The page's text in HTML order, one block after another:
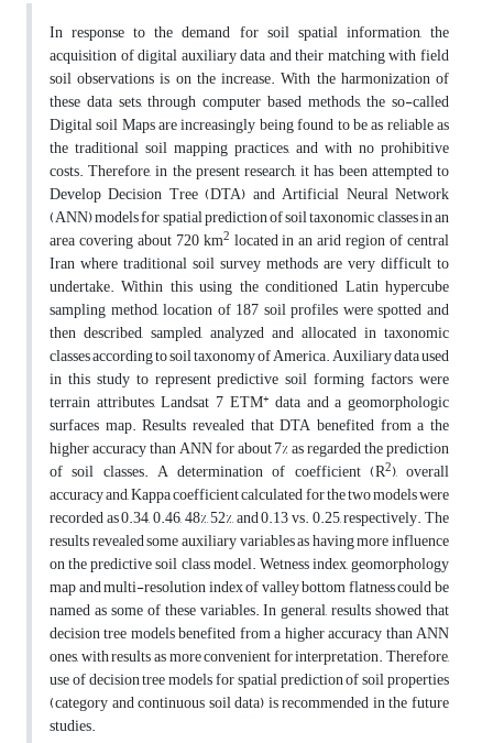
In response to the demand for soil spatial information, the
acquisition of digital auxiliary data and their matching with field
soil observations is on the increase. With the harmonization of
these data sets, through computer based methods, the so-called
Digital soil Maps are increasingly being found to be as reliable as
the traditional soil mapping practices, and with no prohibitive
costs. Therefore, in the present research, it has been attempted to
Develop Decision Tree (DTA) and Artificial Neural Network
(ANN) models for spatial prediction of soil taxonomic classes in an
area covering about 720 km2 located in an arid region of central
Iran where traditional soil survey methods are very difficult to
undertake. Within this using the conditioned Latin hypercube
sampling method, location of 187 soil profiles were spotted and
then described, sampled, analyzed and allocated in taxonomic
classes according to soil taxonomy of America. Auxiliary data used
in this study to represent predictive soil forming factors were
terrain attributes, Landsat 7 ETM+ data and a geomorphologic
surfaces map. Results revealed that DTA benefited from a the
higher accuracy than ANN for about 7% as regarded the prediction
of soil classes. A determination of coefficient (R2), overall
accuracy and, Kappa coefficient calculated for the two models were
recorded as 0.34, 0.46, 48%, 52%, and 0.13 vs. 0.25, respectively. The
results revealed some auxiliary variables as having more influence
on the predictive soil class model. Wetness index, geomorphology
map and multi-resolution index of valley bottom flatness could be
named as some of these variables. In general, results showed that
decision tree models benefited from a higher accuracy than ANN
ones, with results as more convenient for interpretation. Therefore,
use of decision tree models for spatial prediction of soil properties
(category and continuous soil data) is recommended in the future
studies.